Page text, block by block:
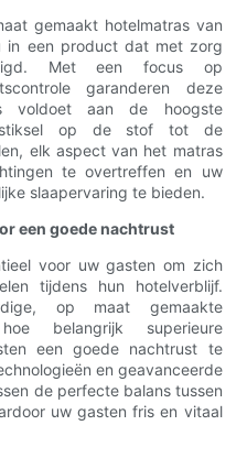
gemaakt hotelmatras van
in een product dat met zorg
Met een focus op
garanderen deze
voldoet aan de hoogste
stiksel op de stof tot de
elk aspect van het matras
te overtreffen en uw
slaapervaring te bieden.
een goede nachtrust
voor uw gasten om zich
tijdens hun hotelverblijf.
op maat gemaakte
belangrijk superieure
een goede nachtrust te
en geavanceerde
de perfecte balans tussen
uw gasten fris en vitaal